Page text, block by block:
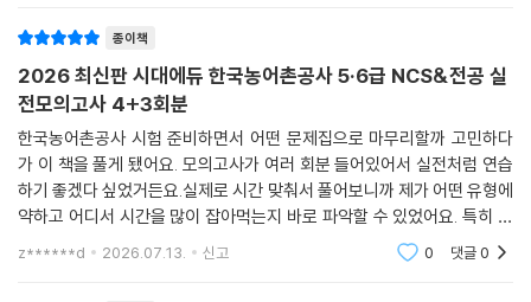
종이책
2026 최신판 시대에듀 한국농어촌공사 5·6급 NCS&전공 실
전모의고사 4+3회분
한국농어촌공사 시험 준비하면서 어떤 문제집으로 마무리할까 고민하다
가 이 책을 풀게 됐어요. 모의고사가 여러 회분 들어있어서 실전처럼 연습
하기 좋겠다 싶었거든요.실제로 시간 맞춰서 풀어보니까 제가 어떤 유형에
약하고 어디서 시간을 많이 잡아먹는지 바로 파악할 수 있었어요. 특히 해
설이 자세하게 나와 있어서 오답 노트 만들 때 따로 찾아보지 않아도 돼서
z******d 2026.07.13. 신고 0 댓글0